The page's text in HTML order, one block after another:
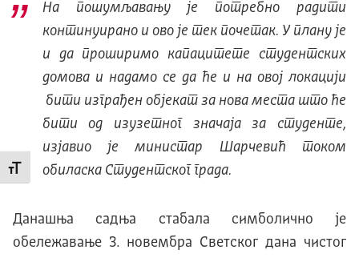
Промени величину слова
На пошумљавању је потребно радити
континуирано и ово је тек почетак. У плану је
и да проширимо капацитете студентских
домова и надамо се да ће и на овој локацији
бити изграђен објекат за нова места што ће
бити од изузетног значаја за студенте,
изјавио је министар Шарчевић током
обиласка Студентског града.
Данашња садња стабала симболично је
обележавање 3. новембра Светског дана чистог